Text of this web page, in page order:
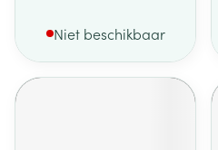
Niet beschikbaar